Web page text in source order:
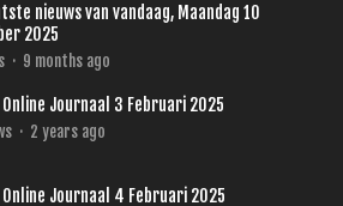
nieuws van vandaag, Maandag 10
2025
· 9 months ago
Online Journaal 3 Februari 2025
· 2 years ago
Online Journaal 4 Februari 2025